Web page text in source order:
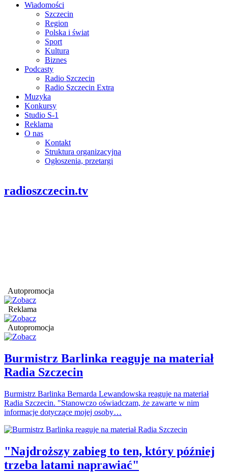
Wiadomości
Szczecin
Region
Polska i świat
Sport
Kultura
Biznes
Podcasty
Radio Szczecin
Radio Szczecin Extra
Muzyka
Konkursy
Studio S-1
Reklama
O nas
Kontakt
Struktura organizacyjna
Ogłoszenia, przetargi
radioszczecin.tv
Autopromocja
Reklama
Autopromocja
Burmistrz Barlinka reaguje na materiał
Radia Szczecin
Burmistrz Barlinka Bernarda Lewandowska reaguje na materiał
Radia Szczecin. "Stanowczo oświadczam, że zawarte w nim
informacje dotyczące mojej osoby…
"Najdroższy zabieg to ten, który później
trzeba latami naprawiać"